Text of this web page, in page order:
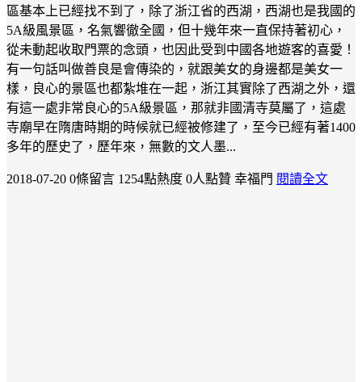
區基本上已經找不到了，除了浙江省的西湖，西湖也是我國的
5A級風景區，名氣響徹全國，但十幾年來一直保持著初心，
從未動起收取門票的念頭，也因此受到中國各地遊客的喜愛！
有一句話叫做善良是會傳染的，就跟美女的身邊都是美女一
樣，良心的景區也都紮堆在一起，浙江其實除了西湖之外，還
有這一處非常良心的5A級景區，那就非國清寺莫屬了，這處
寺廟早在隋唐時期的時候就已經被修建了，至今已經有著1400
多年的歷史了，歷年來，無數的文人墨...
2018-07-20 0條留言 1254點熱度 0人點贊 幸福門 閱讀全文